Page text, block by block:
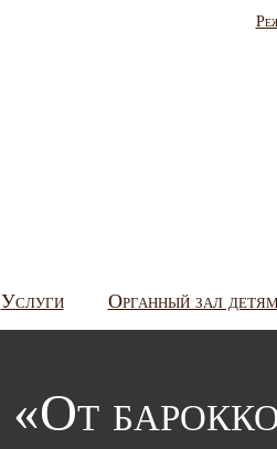
Услуги Органный зал
«От